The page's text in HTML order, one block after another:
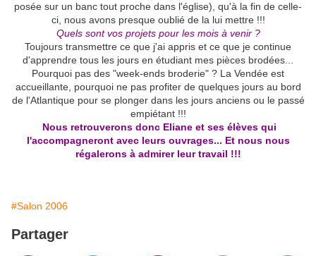
posée sur un banc tout proche dans l'église), qu'à la fin de celle-
ci, nous avons presque oublié de la lui mettre !!!
Quels sont vos projets pour les mois à venir ?
Toujours transmettre ce que j'ai appris et ce que je continue
d'apprendre tous les jours en étudiant mes pièces brodées...
Pourquoi pas des "week-ends broderie" ? La Vendée est
accueillante, pourquoi ne pas profiter de quelques jours au bord
de l'Atlantique pour se plonger dans les jours anciens ou le passé
empiétant !!!
Nous retrouverons donc Eliane et ses élèves qui
l'accompagneront avec leurs ouvrages... Et nous nous
régalerons à admirer leur travail !!!
#Salon 2006
Partager